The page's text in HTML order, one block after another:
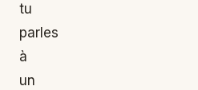
tu
parles
à
un